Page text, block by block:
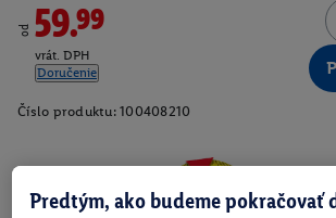
od 59.99
vrát. DPH
Doručenie
Číslo produktu: 100408210
Zistite svoju veľkosť
Predtým, ako budeme pokračovať